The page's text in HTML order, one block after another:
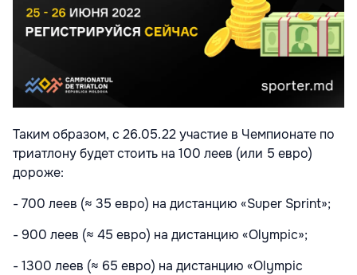
Таким образом, с 26.05.22 участие в Чемпионате по
триатлону будет стоить на 100 леев (или 5 евро)
дороже:
- 700 леев (≈ 35 евро) на дистанцию «Super Sprint»;
- 900 леев (≈ 45 евро) на дистанцию «Olympic»;
- 1300 леев (≈ 65 евро) на дистанцию «Olympic